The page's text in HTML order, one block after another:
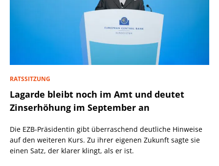
RATSSITZUNG
Lagarde bleibt noch im Amt und deutet
Zinserhöhung im September an
Die EZB-Präsidentin gibt überraschend deutliche Hinweise
auf den weiteren Kurs. Zu ihrer eigenen Zukunft sagte sie
einen Satz, der klarer klingt, als er ist.